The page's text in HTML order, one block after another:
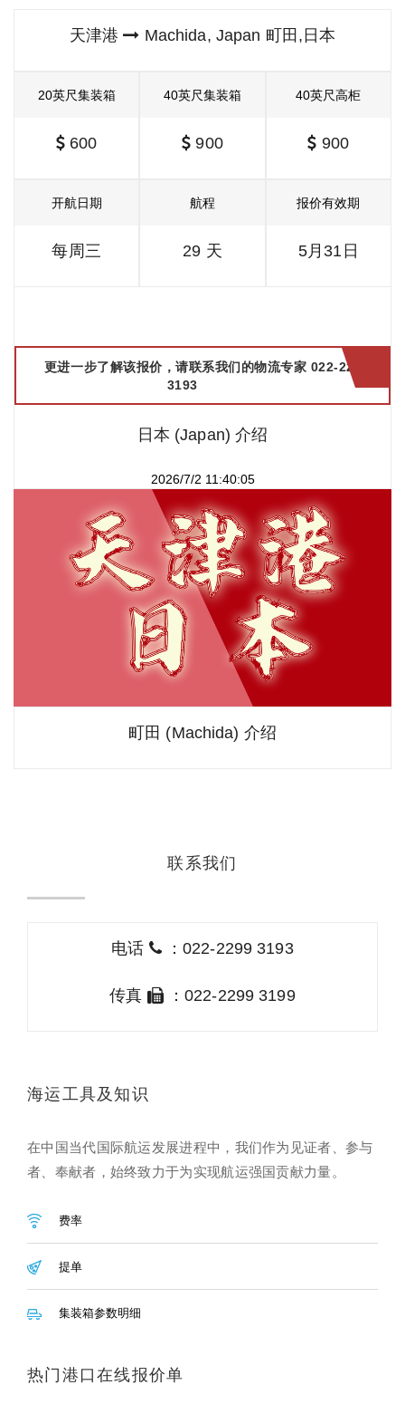
天津港 Machida, Japan 町田,日本
20英尺集装箱
600
40英尺集装箱
900
40英尺高柜
900
开航日期
每周三
航程
29 天
报价有效期
5月31日
更进一步了解该报价，请联系我们的物流专家 022-2299
3193
日本 (Japan) 介绍
2026/7/2 11:40:05
町田 (Machida) 介绍
联系我们
电话 ：022-2299 3193
传真 ：022-2299 3199
海运工具及知识
在中国当代国际航运发展进程中，我们作为见证者、参与
者、奉献者，始终致力于为实现航运强国贡献力量。
费率
提单
集装箱参数明细
热门港口在线报价单